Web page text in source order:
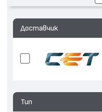
Доставчик
Тип